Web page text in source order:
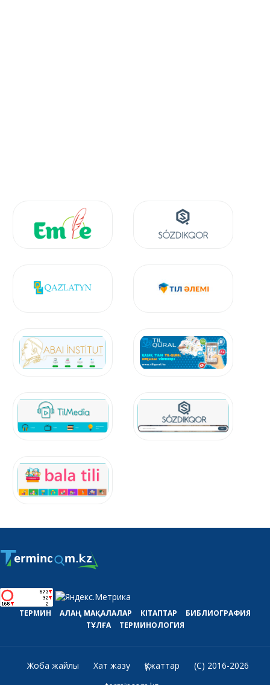
ТЕРМИН АЛАҢ МАҚАЛАЛАР КІТАПТАР
БИБЛИОГРАФИЯ
ТҰЛҒА
ТЕРМИНОЛОГИЯ
Жоба жайлы Хат жазу Құжаттар
(C) 2016-2026